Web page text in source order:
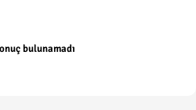
bulunamadı